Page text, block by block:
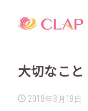
大切なこと
投稿日
2019年8月19日